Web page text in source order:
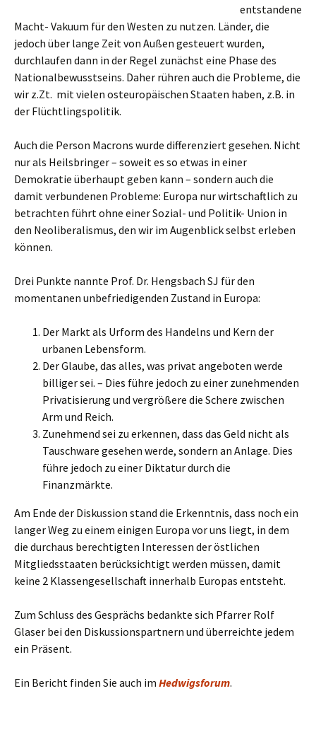
entstandene
Macht- Vakuum für den Westen zu nutzen. Länder, die
jedoch über lange Zeit von Außen gesteuert wurden,
durchlaufen dann in der Regel zunächst eine Phase des
Nationalbewusstseins. Daher rühren auch die Probleme, die
wir z.Zt. mit vielen osteuropäischen Staaten haben, z.B. in
der Flüchtlingspolitik.
Auch die Person Macrons wurde differenziert gesehen. Nicht
nur als Heilsbringer – soweit es so etwas in einer
Demokratie überhaupt geben kann – sondern auch die
damit verbundenen Probleme: Europa nur wirtschaftlich zu
betrachten führt ohne einer Sozial- und Politik- Union in
den Neoliberalismus, den wir im Augenblick selbst erleben
können.
Drei Punkte nannte Prof. Dr. Hengsbach SJ für den
momentanen unbefriedigenden Zustand in Europa:
Der Markt als Urform des Handelns und Kern der
urbanen Lebensform.
Der Glaube, das alles, was privat angeboten werde
billiger sei. – Dies führe jedoch zu einer zunehmenden
Privatisierung und vergrößere die Schere zwischen
Arm und Reich.
Zunehmend sei zu erkennen, dass das Geld nicht als
Tauschware gesehen werde, sondern an Anlage. Dies
führe jedoch zu einer Diktatur durch die
Finanzmärkte.
Am Ende der Diskussion stand die Erkenntnis, dass noch ein
langer Weg zu einem einigen Europa vor uns liegt, in dem
die durchaus berechtigten Interessen der östlichen
Mitgliedsstaaten berücksichtigt werden müssen, damit
keine 2 Klassengesellschaft innerhalb Europas entsteht.
Zum Schluss des Gesprächs bedankte sich Pfarrer Rolf
Glaser bei den Diskussionspartnern und überreichte jedem
ein Präsent.
Ein Bericht finden Sie auch im Hedwigsforum.